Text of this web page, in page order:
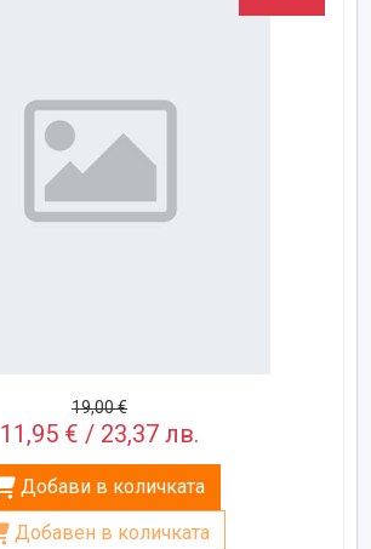
19,00 €
11,95 € / 23,37 лв.
Добави в количката
Добавен в количката